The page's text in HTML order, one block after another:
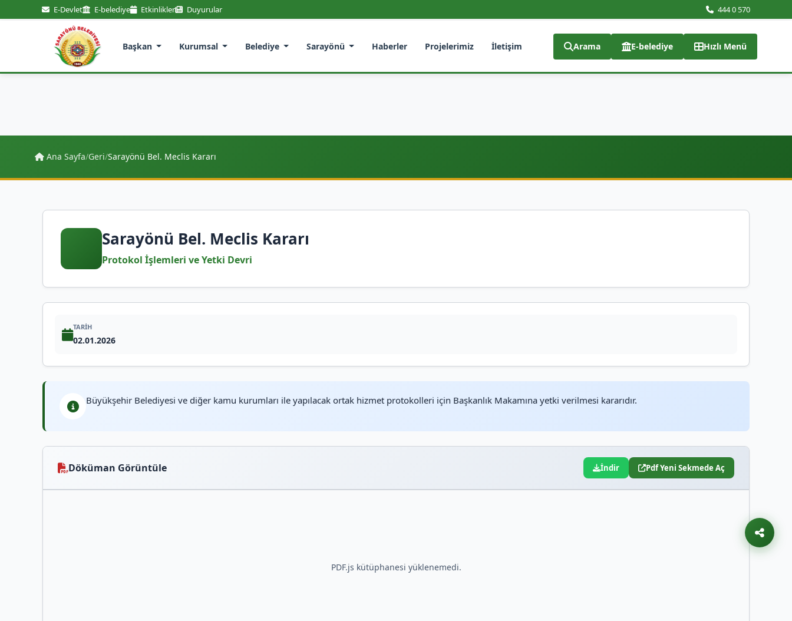
E-Devlet E-belediye Etkinlikler Duyurular 444 0 570
Başkan Kurumsal Belediye Sarayönü Haberler Projelerimiz İletişim Arama E-belediye Hızlı Menü
Ana Sayfa/Geri/Sarayönü Bel. Meclis Kararı
Sarayönü Bel. Meclis Kararı
Protokol İşlemleri ve Yetki Devri
TARIH
02.01.2026
Büyükşehir Belediyesi ve diğer kamu kurumları ile yapılacak ortak hizmet protokolleri için Başkanlık Makamına yetki verilmesi kararıdır.
Döküman Görüntüle İndir Pdf Yeni Sekmede Aç
PDF.js kütüphanesi yüklenemedi.